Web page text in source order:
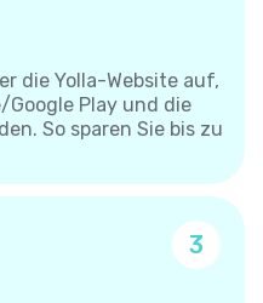
die Yolla-Website auf,
Google Play und die
So sparen Sie bis zu
3